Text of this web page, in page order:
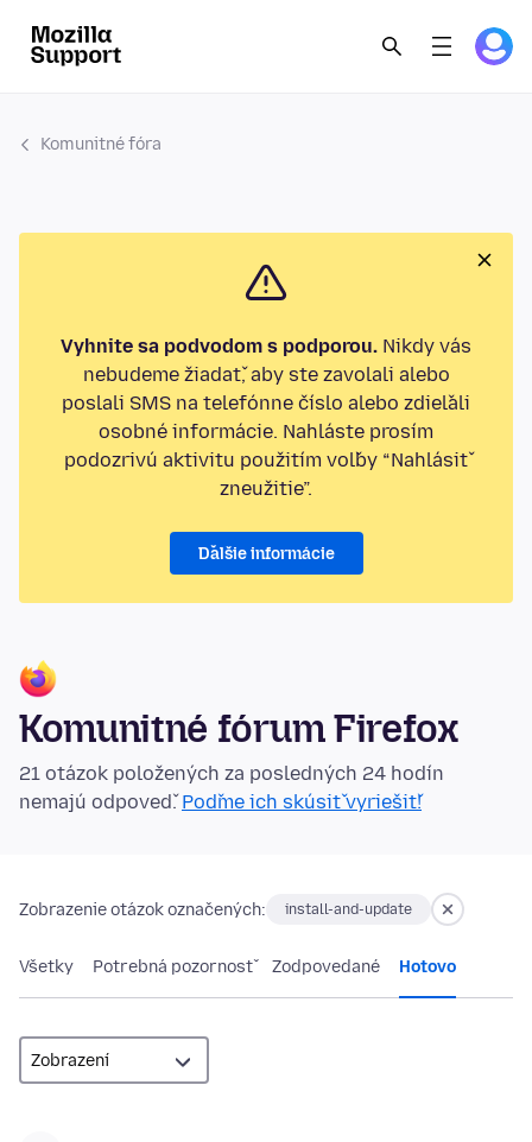
Komunitné fóra
Vyhnite sa podvodom s podporou. Nikdy vás
nebudeme žiadať, aby ste zavolali alebo
poslali SMS na telefónne číslo alebo zdieľali
osobné informácie. Nahláste prosím
podozrivú aktivitu použitím voľby “Nahlásiť
zneužitie”.
Ďalšie informácie
Komunitné fórum Firefox
21 otázok položených za posledných 24 hodín
nemajú odpoveď.Poďme ich skúsiť vyriešiť!
Zobrazenie otázok označených: install-and-update
Všetky Potrebná pozornosť Zodpovedané Hotovo